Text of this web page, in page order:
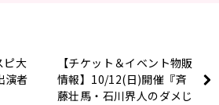
ピ大
演者
【チケット＆イベント物販
情報】10/12(日)開催『斉
藤壮馬・石川界人のダメじ